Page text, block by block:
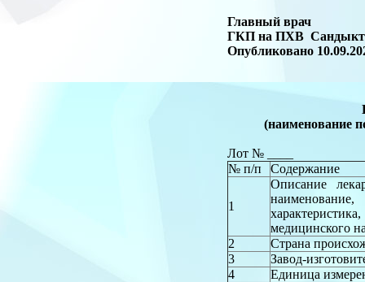
Главный врач
ГКП на ПХВ
Опубликовано
(наименование
Лот № ____
№ п/п
Содержание
1
Описание
медицинского
2
Страна
3
Завод-
4
Единица